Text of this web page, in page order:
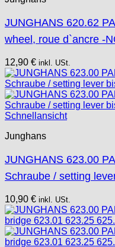
JUNGHANS 620.62
wheel, roue d`ancre -
12,90 € inkl. USt.
Schnellansicht
Junghans
JUNGHANS 623.00
Schraube / setting
10,90 € inkl. USt.